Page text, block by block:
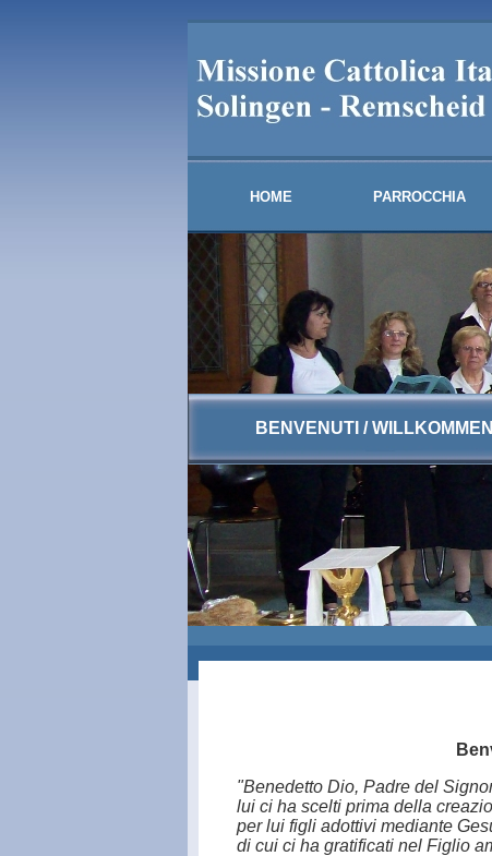
HOME PARROCCHIA
BENVENUTI / WILLKOMMEN
"Benedetto Dio, Padre del
lui ci ha scelti prima della
per lui figli adottivi mediante
di cui ci ha gratificati nel Figlio